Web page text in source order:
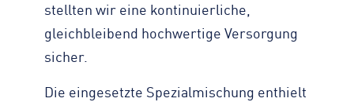
stellten wir eine kontinuierliche,
gleichbleibend hochwertige Versorgung
sicher.
Die eingesetzte Spezialmischung enthielt